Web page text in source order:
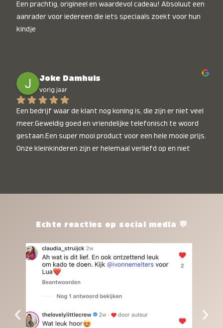
Een prachtig, origineel en waardevol cadeau! Absoluut een
aanrader voor iedereen die iets speciaals zoekt voor hun
kindje
Joke Damhuis
vorig jaar
Een bedrijf waar de klant nog koning is, die zijn er niet veel
meer.Geweldig goed en vriendelijke telefonisch te woord
gestaan.Een super mooi product voor een hele mooie prijs.
Onze kleinkinderen zijn er helemaal verliefd op en niet
het waard.Echte reacties op social media 💬
‹ ›